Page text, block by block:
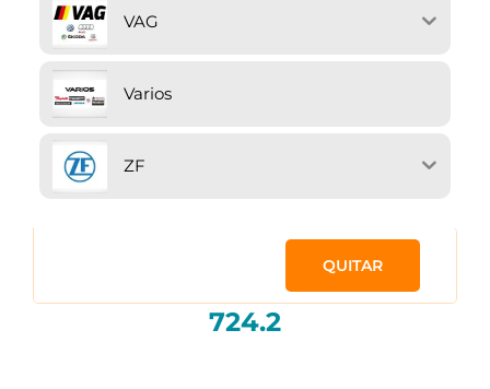
VAG
Varios
ZF
QUITAR
724.2